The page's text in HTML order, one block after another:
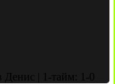
Денис
1-тайм: 1-0